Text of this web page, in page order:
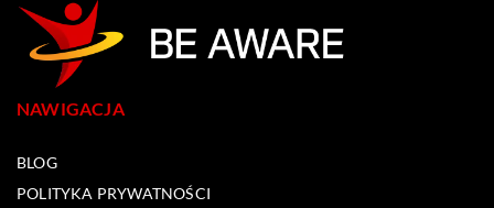
NAWIGACJA
BLOG
POLITYKA PRYWATNOŚCI